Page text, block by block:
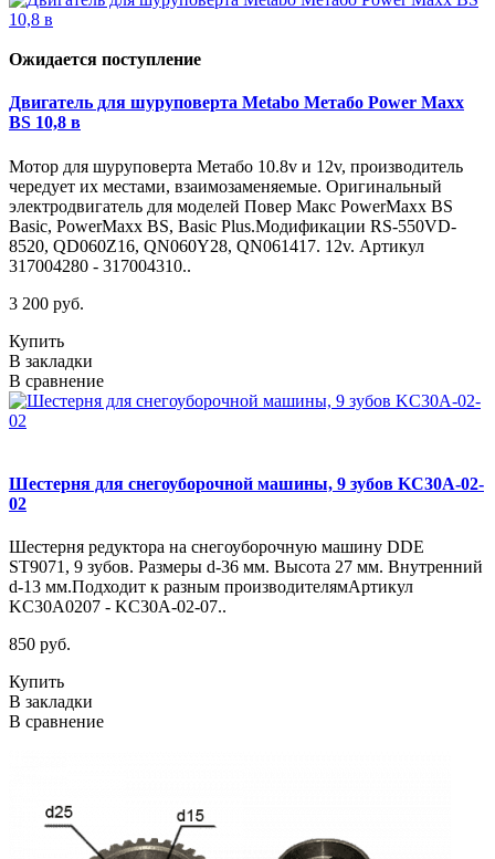
Ожидается поступление
Двигатель для шуруповерта Metabo Метабо Power Maxx
BS 10,8 в
Мотор для шуруповерта Метабо 10.8v и 12v, производитель
чередует их местами, взаимозаменяемые. Оригинальный
электродвигатель для моделей Повер Макс PowerMaxx BS
Basic, PowerMaxx BS, Basic Plus.Модификации RS-550VD-
8520, QD060Z16, QN060Y28, QN061417. 12v. Артикул
317004280 - 317004310..
3 200 руб.
Купить
В закладки
В сравнение
Шестерня для снегоуборочной машины, 9 зубов KC30A-02-
02
Шестерня редуктора на снегоуборочную машину DDE
ST9071, 9 зубов. Размеры d-36 мм. Высота 27 мм. Внутренний
d-13 мм.Подходит к разным производителямАртикул
KC30A0207 - KC30A-02-07..
850 руб.
Купить
В закладки
В сравнение